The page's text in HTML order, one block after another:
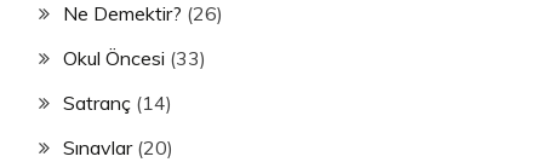
Ne Demektir? (26)
Okul Öncesi (33)
Satranç (14)
Sınavlar(20)